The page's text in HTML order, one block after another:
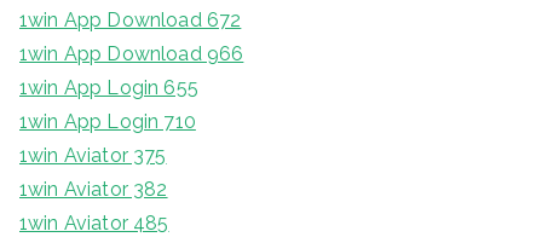
1win App Download 672
1win App Download 966
1win App Login 655
1win App Login 710
1win Aviator 375
1win Aviator 382
1win Aviator 485